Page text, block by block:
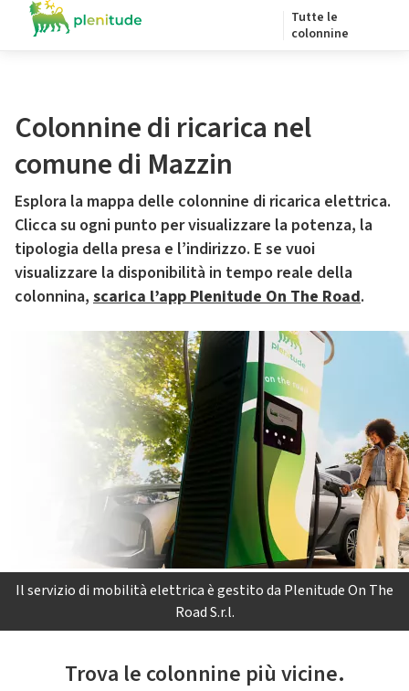
Tutte le
colonnine
Colonnine di ricarica nel
comune di Mazzin
Esplora la mappa delle colonnine di ricarica elettrica.
Clicca su ogni punto per visualizzare la potenza, la
tipologia della presa e l’indirizzo. E se vuoi
visualizzare la disponibilità in tempo reale della
colonnina, scarica l’app Plenitude On The Road.
Il servizio di mobilità elettrica è gestito da Plenitude On The
Road S.r.l.
Trova le colonnine più vicine.